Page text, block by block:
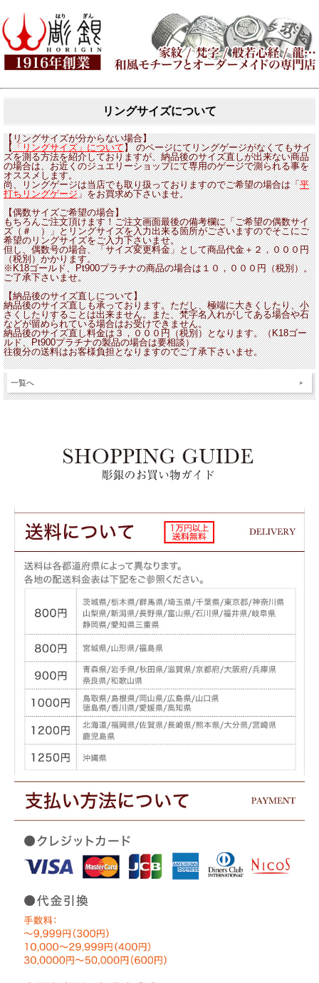
リングサイズについて
【リングサイズが分からない場合】
【「リングサイズ」について】 のページにてリングゲージがなくてもサイ
ズを測る方法を紹介しておりますが、納品後のサイズ直しが出来ない商品
の場合は、お近くのジュエリーショップにて専用のゲージで測られる事を
オススメします。
尚、リングゲージは当店でも取り扱っておりますのでご希望の場合は「平
打ちリングゲージ」をお買求め下さいませ。
【偶数サイズご希望の場合】
もちろんご注文頂けます！ご注文画面最後の備考欄に「ご希望の偶数サイ
ズ（＃ ）」とリングサイズを入力出来る箇所がございますのでそこにご
希望のリングサイズをご入力下さいませ。
但し、偶数号の場合、「サイズ変更料金」として商品代金＋２，０００円
（税別）かかります。
※K18ゴールド、Pt900プラチナの商品の場合は１０，０００円（税別）。
ご了承下さいませ。
【納品後のサイズ直しについて】
納品後のサイズ直しも承っております。ただし、極端に大きくしたり、小
さくしたりすることは出来ません。また、梵字名入れがしてある場合や石
などが留められている場合はお受けできません。
納品後のサイズ直し料金は３，０００円（税別）となります。（K18ゴー
ルド、Pt900プラチナの製品の場合は要相談）
往復分の送料はお客様負担となりますのでご了承下さいませ。
一覧へ